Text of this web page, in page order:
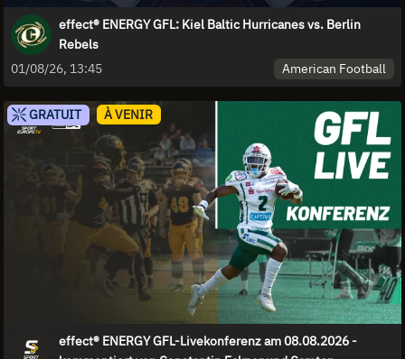
effect® ENERGY GFL: Kiel Baltic Hurricanes vs. Berlin
Rebels
01/08/26, 13:45
American Football
GRATUIT À VENIR
effect® ENERGY GFL-Livekonferenz am 08.08.2026 -